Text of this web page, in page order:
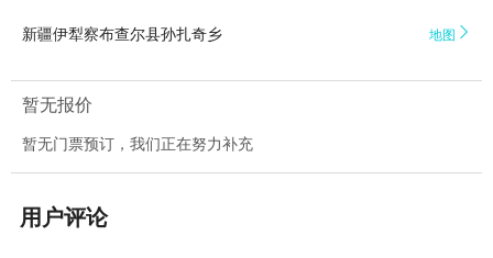
新疆伊犁察布查尔县孙扎奇乡 地图 
暂无报价
暂无门票预订，我们正在努力补充
用户评论